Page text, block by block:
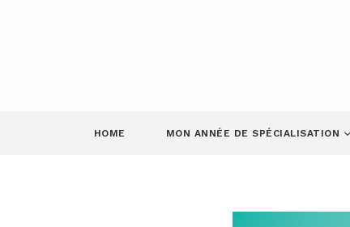
HOME MON ANNÉE DE SPÉCIALISATION